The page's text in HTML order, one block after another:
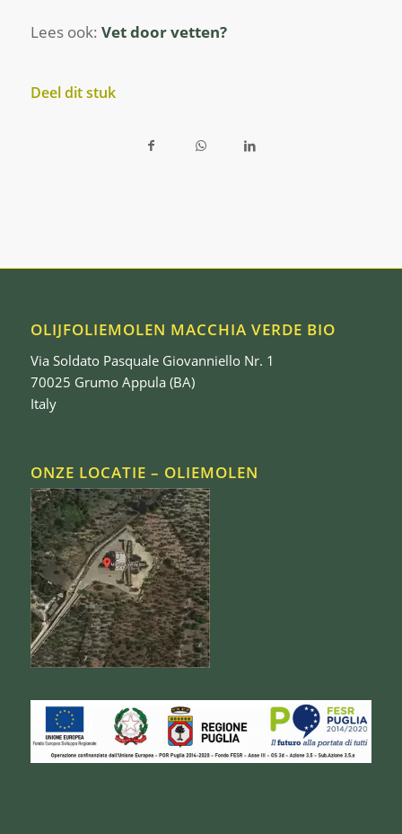
Lees ook: Vet door vetten?
Deel dit stuk
OLIJFOLIEMOLEN MACCHIA VERDE BIO
Via Soldato Pasquale Giovanniello Nr. 1
70025 Grumo Appula (BA)
Italy
ONZE LOCATIE – OLIEMOLEN